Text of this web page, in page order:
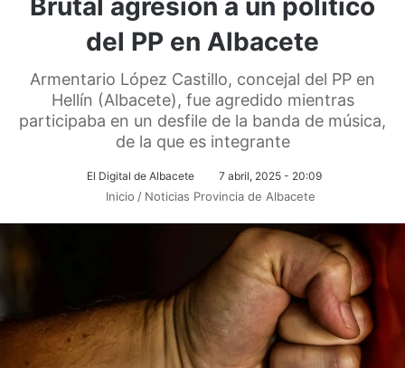
Brutal agresión a un político
del PP en Albacete
Armentario López Castillo, concejal del PP en
Hellín (Albacete), fue agredido mientras
participaba en un desfile de la banda de música,
de la que es integrante
El Digital de Albacete 7 abril, 2025 - 20:09
Inicio / Noticias Provincia de Albacete